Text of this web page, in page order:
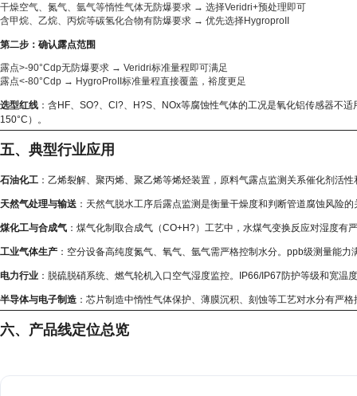
干燥空气、氮气、氩气等惰性气体无防爆要求 → 选择Veridri+预处理即可
含甲烷、乙烷、丙烷等碳氢化合物有防爆要求 → 优先选择HygroproII
第二步：确认露点范围
露点>-90°Cdp无防爆要求 → Veridri标准量程即可满足
露点<-80°Cdp → HygroProII标准量程直接覆盖，裕度更足
选型红线 ：含HF、SO?、Cl?、H?S、NOx等腐蚀性气体的工况是氧化铝传感器不
150°C）。
五、典型行业应用
石油化工 ：乙烯裂解、聚丙烯、聚乙烯等烯烃装置，原料气露点监测关系催化剂活
天然气处理与输送 ：天然气脱水工序后露点监测是衡量干燥度和判断管道腐蚀风险
煤化工与合成气 ：煤气化制取合成气（CO+H?）工艺中，水煤气变换反应对湿度
工业气体生产 ：空分设备高纯度氮气、氧气、氩气需严格控制水分。ppb级测量能
电力行业 ：脱硫脱硝系统、燃气轮机入口空气湿度监控。IP66/IP67防护等级和宽温
半导体与电子制造 ：芯片制造中惰性气体保护、薄膜沉积、刻蚀等工艺对水分有严
六、产品线定位总览